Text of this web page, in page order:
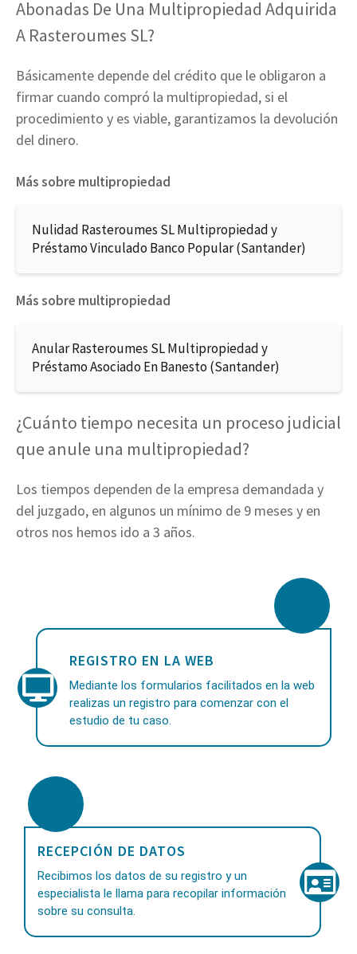
Abonadas De Una Multipropiedad Adquirida
A Rasteroumes SL?
Básicamente depende del crédito que le obligaron a
firmar cuando compró la multipropiedad, si el
procedimiento y es viable, garantizamos la devolución
del dinero.
Más sobre multipropiedad
Nulidad Rasteroumes SL Multipropiedad y
Préstamo Vinculado Banco Popular (Santander)
Más sobre multipropiedad
Anular Rasteroumes SL Multipropiedad y
Préstamo Asociado En Banesto (Santander)
¿Cuánto tiempo necesita un proceso judicial
que anule una multipropiedad?
Los tiempos dependen de la empresa demandada y
del juzgado, en algunos un mínimo de 9 meses y en
otros nos hemos ido a 3 años.
REGISTRO EN LA WEB
Mediante los formularios facilitados en la web
realizas un registro para comenzar con el
estudio de tu caso.
RECEPCIÓN DE DATOS
Recibimos los datos de su registro y un
especialista le llama para recopilar información
sobre su consulta.